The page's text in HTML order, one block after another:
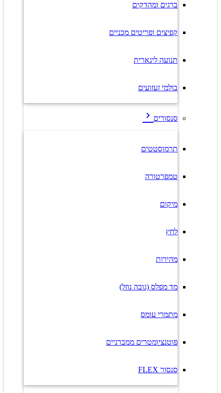
ברגים ומהדקים
קפיצים ופריטים מכניים
תנועה לינארית
בולמי זעזועים
סנסורים
תרמוסטטים
טמפרטורה
מיקום
לחץ
מהירות
מד מפלס (גובה נוזל)
מתמרי עומס
פוטנציומטרים ממברניים
סנסור FLEX